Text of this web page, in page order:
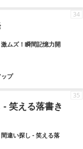
ムズ！瞬間記憶力開
プ
34
笑える落書き
違い探し - 笑える落
35